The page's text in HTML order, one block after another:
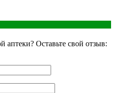
аптеки? Оставьте свой отзыв: